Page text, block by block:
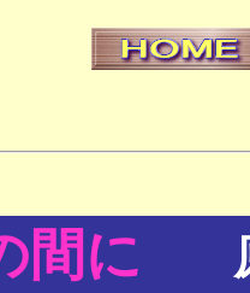
間に